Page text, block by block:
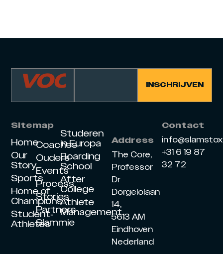
Sitemap
Home
Our
Story
Sports
Home of
Champions
Student-
Athletes
Coaches
Ouders
Events
Process
Stories
Partners
Slammie
Studeren
in Europa
Boarding
School
After
College
Athlete
Management
Address
The Core,
Professor
Dr
Dorgelolaan
14,
5613 AM
Eindhoven
Nederland
Contact
+31 6 19 87
32 72